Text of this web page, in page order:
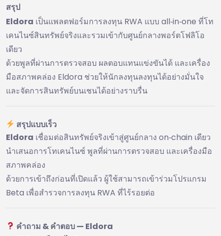
สรุป
Eldora เป็นแพลตฟอร์มการลงทุน RWA แบบ all‑in‑one ที่โท
เคนไนซ์สินทรัพย์จริงและรวมเข้ากับศูนย์กลางพอร์ตโฟลิโอ
เดียว
ด้วยพูลที่ผ่านการตรวจสอบ ผลตอบแทนแข่งขันได้ และเครื่อง
มือสภาพคล่อง Eldora ช่วยให้นักลงทุนลงทุนได้อย่างมั่นใจ
และจัดการสินทรัพย์บนเชนได้อย่างราบรื่น
สรุปแบบเร็ว
Eldora เชื่อมต่อสินทรัพย์จริงเข้าสู่ศูนย์กลาง on‑chain เดียว
นำเสนอการโทเคนไนซ์ พูลที่ผ่านการตรวจสอบ และเครื่องมือ
สภาพคล่อง
ด้วยการเข้าถึงก่อนที่เปิดแล้ว ผู้ใช้สามารถเข้าร่วมโปรแกรม
Beta เพื่อสำรวจการลงทุน RWA ที่ไร้รอยต่อ
คำถาม & คำตอบ — Eldora